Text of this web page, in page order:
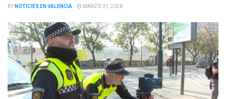
BYNOTICIES EN VALENCIÀ MARZO 31, 2026